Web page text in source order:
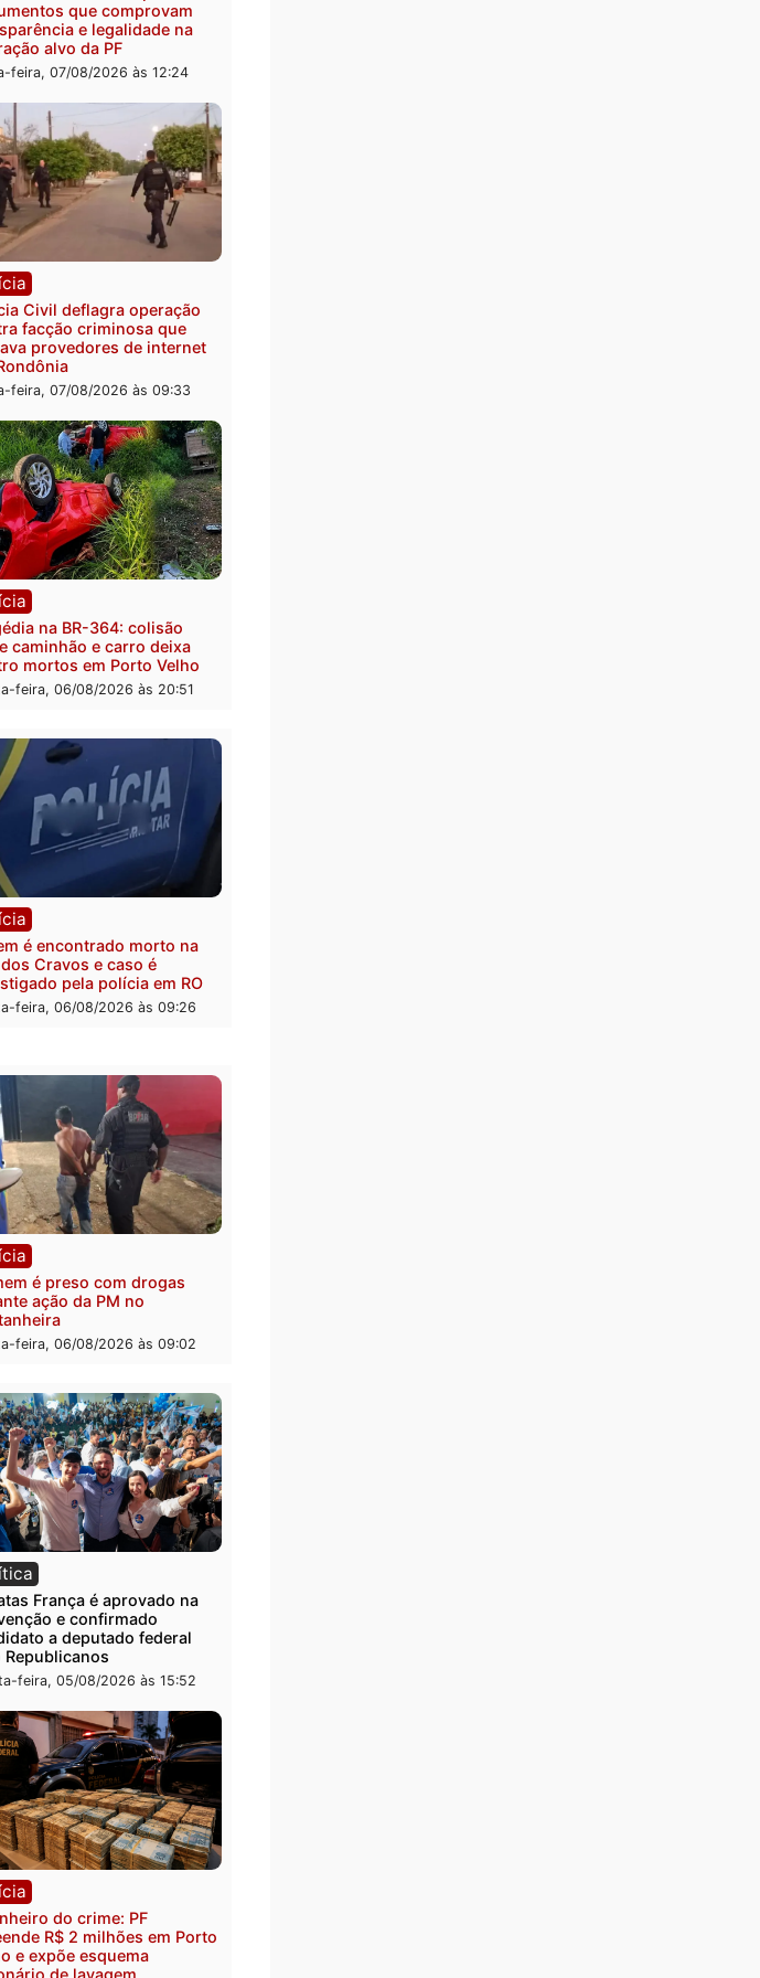
Polícia
2 MILHÕES – Unnesa apresenta
documentos que comprovam
transparência e legalidade na
sexta-feira, 07/08/2026 às 12:24
Polícia
Polícia Civil deflagra operação
contra facção criminosa que
em Rondônia
sexta-feira, 07/08/2026 às 09:33
Polícia
entre caminhão e carro deixa
quatro mortos em Porto Velho
quinta-feira, 06/08/2026 às 20:51
Polícia
Rua dos Cravos e caso é
investigado pela polícia em RO
quinta-feira, 06/08/2026 às 09:26
Polícia
Homem é preso com drogas
durante ação da PM no
Castanheira
quinta-feira, 06/08/2026 às 09:02
Política